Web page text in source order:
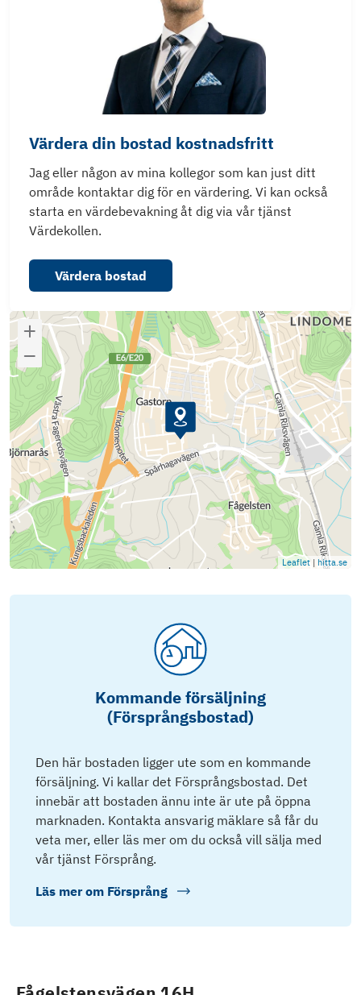
Värdera din bostad kostnadsfritt
Jag eller någon av mina kollegor som kan just ditt
område kontaktar dig för en värdering. Vi kan också
starta en värdebevakning åt dig via vår tjänst
Värdekollen.
Värdera bostad
Leaflet | hitta.se
Kommande försäljning
(Försprångsbostad)
Den här bostaden ligger ute som en kommande
försäljning. Vi kallar det Försprångsbostad. Det
innebär att bostaden ännu inte är ute på öppna
marknaden. Kontakta ansvarig mäklare så får du
veta mer, eller läs mer om du också vill sälja med
vår tjänst Försprång.
Läs mer om Försprång